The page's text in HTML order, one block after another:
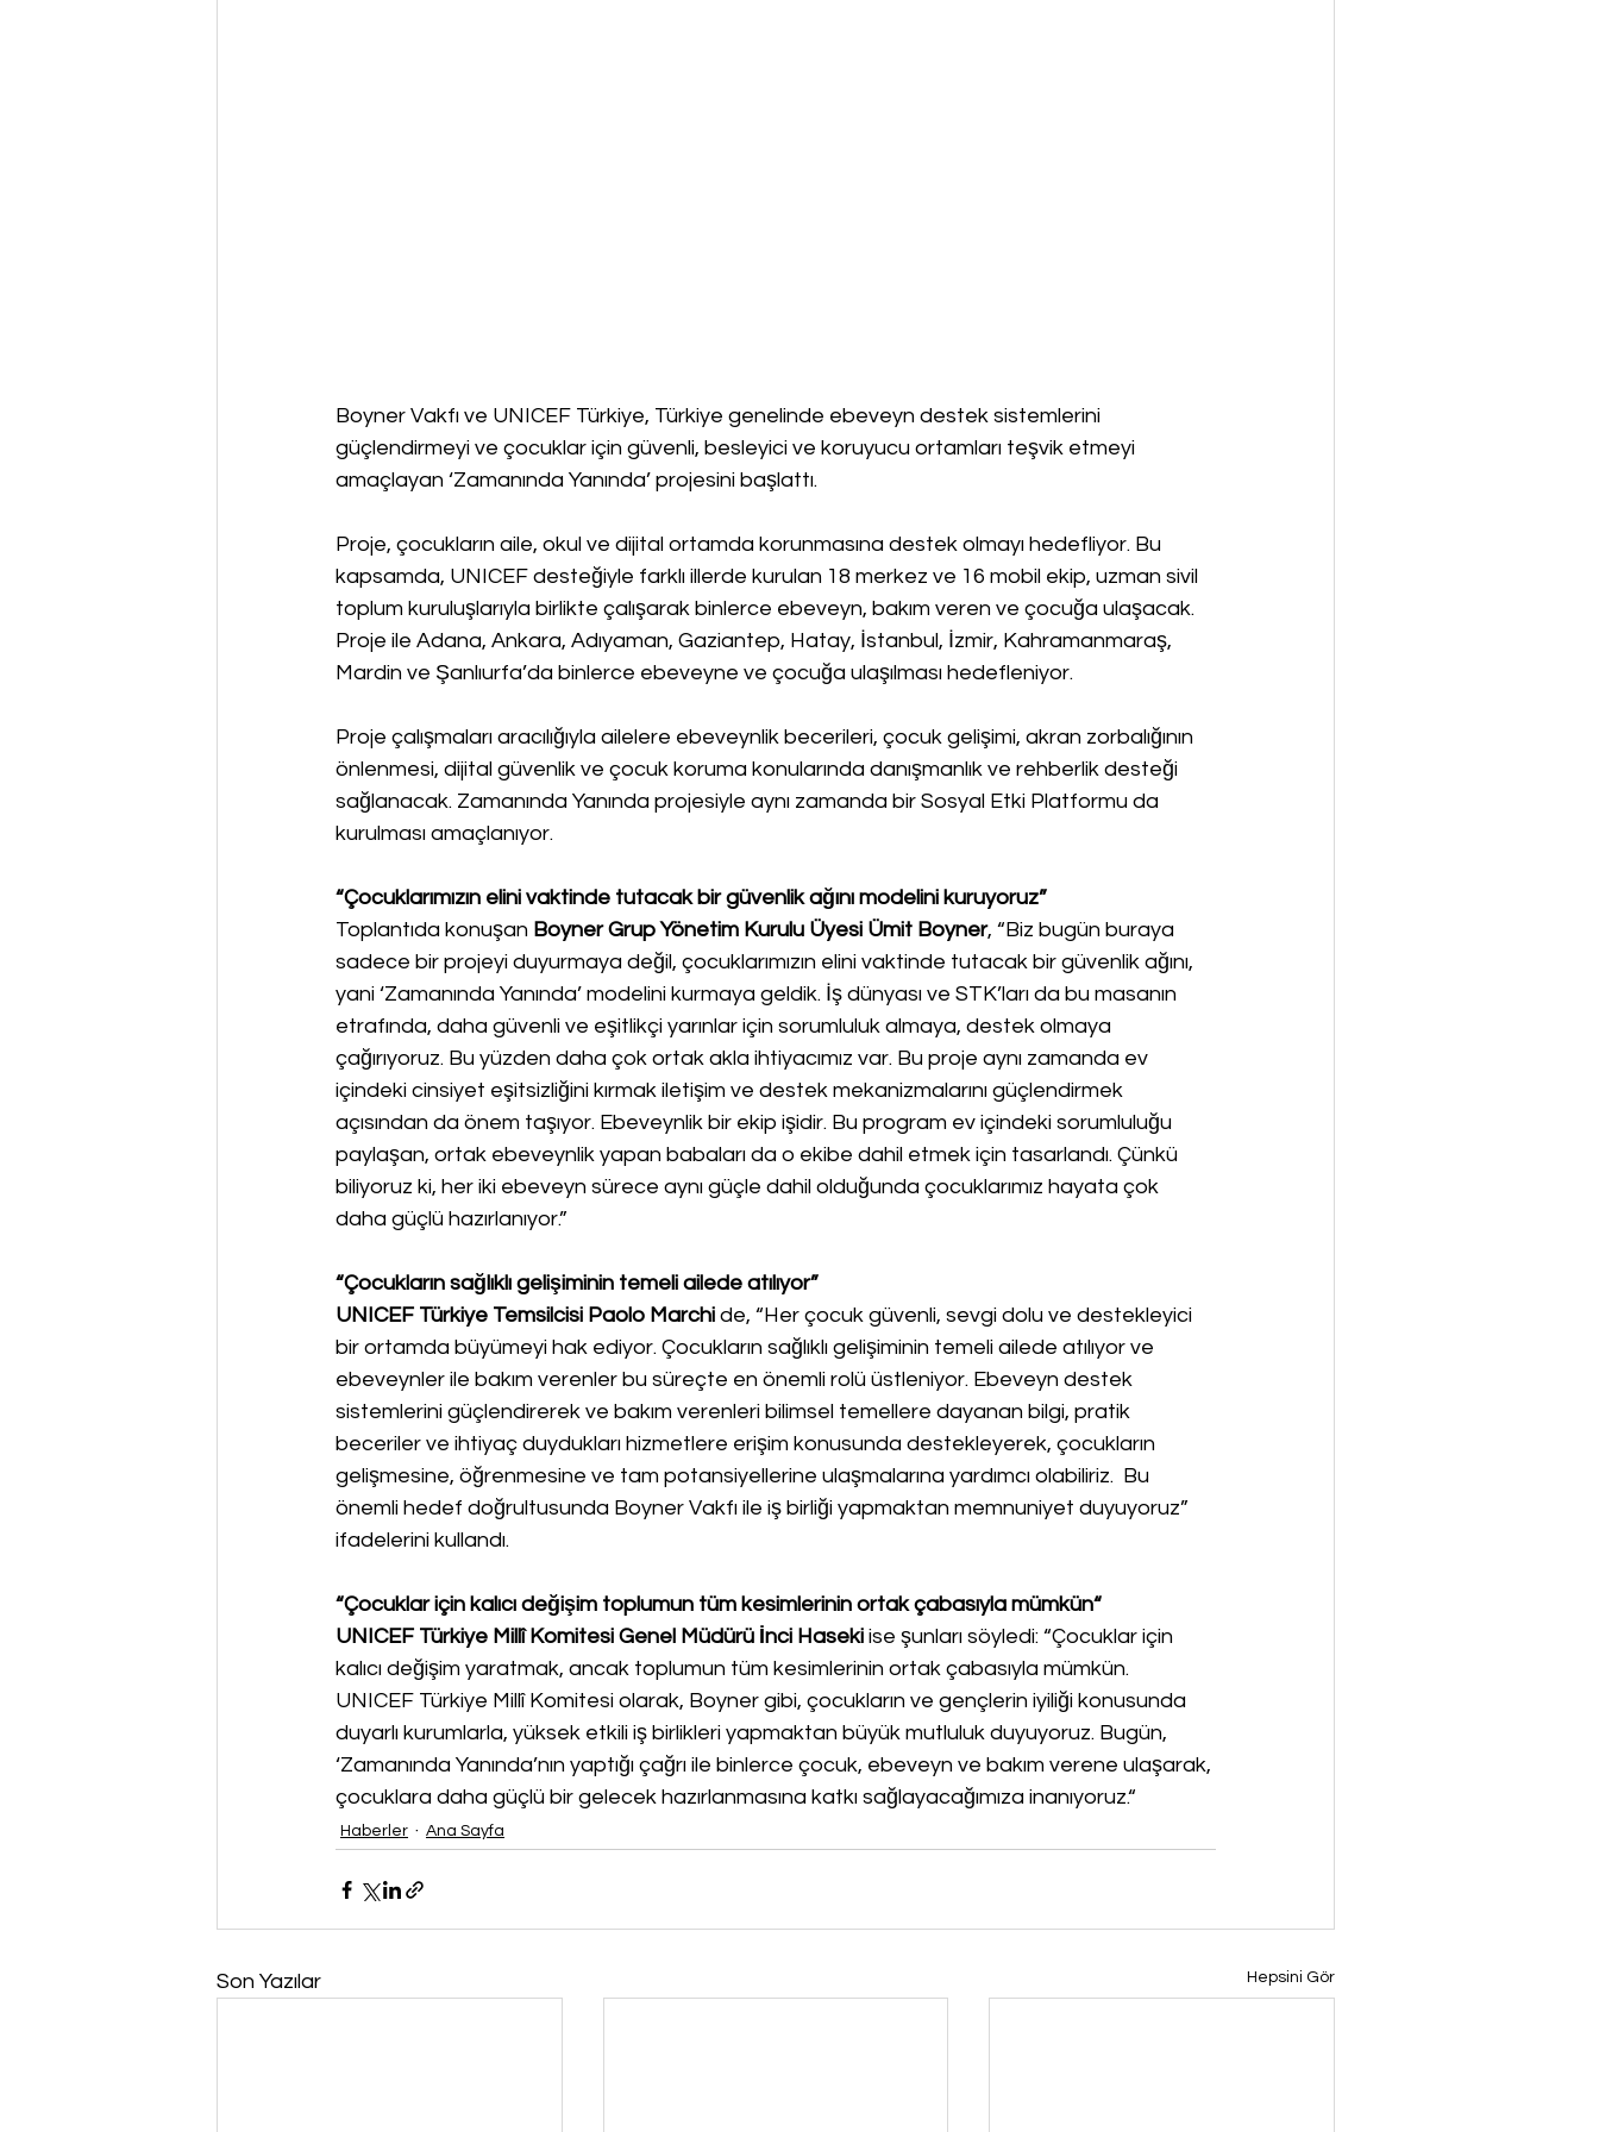
Boyner Vakfı ve UNICEF Türkiye, Türkiye genelinde ebeveyn destek sistemlerini
güçlendirmeyi ve çocuklar için güvenli, besleyici ve koruyucu ortamları teşvik etmeyi
amaçlayan ‘Zamanında Yanında’ projesini başlattı.
Proje, çocukların aile, okul ve dijital ortamda korunmasına destek olmayı hedefliyor. Bu
kapsamda, UNICEF desteğiyle farklı illerde kurulan 18 merkez ve 16 mobil ekip, uzman sivil
toplum kuruluşlarıyla birlikte çalışarak binlerce ebeveyn, bakım veren ve çocuğa ulaşacak.
Proje ile Adana, Ankara, Adıyaman, Gaziantep, Hatay, İstanbul, İzmir, Kahramanmaraş,
Mardin ve Şanlıurfa’da binlerce ebeveyne ve çocuğa ulaşılması hedefleniyor.
Proje çalışmaları aracılığıyla ailelere ebeveynlik becerileri, çocuk gelişimi, akran zorbalığının
önlenmesi, dijital güvenlik ve çocuk koruma konularında danışmanlık ve rehberlik desteği
sağlanacak. Zamanında Yanında projesiyle aynı zamanda bir Sosyal Etki Platformu da
kurulması amaçlanıyor.
“Çocuklarımızın elini vaktinde tutacak bir güvenlik ağını modelini kuruyoruz”
Toplantıda konuşan Boyner Grup Yönetim Kurulu Üyesi Ümit Boyner, “Biz bugün buraya
sadece bir projeyi duyurmaya değil, çocuklarımızın elini vaktinde tutacak bir güvenlik ağını,
yani ‘Zamanında Yanında’ modelini kurmaya geldik. İş dünyası ve STK’ları da bu masanın
etrafında, daha güvenli ve eşitlikçi yarınlar için sorumluluk almaya, destek olmaya
çağırıyoruz. Bu yüzden daha çok ortak akla ihtiyacımız var. Bu proje aynı zamanda ev
içindeki cinsiyet eşitsizliğini kırmak iletişim ve destek mekanizmalarını güçlendirmek
açısından da önem taşıyor. Ebeveynlik bir ekip işidir. Bu program ev içindeki sorumluluğu
paylaşan, ortak ebeveynlik yapan babaları da o ekibe dahil etmek için tasarlandı. Çünkü
biliyoruz ki, her iki ebeveyn sürece aynı güçle dahil olduğunda çocuklarımız hayata çok
daha güçlü hazırlanıyor.”
“Çocukların sağlıklı gelişiminin temeli ailede atılıyor”
UNICEF Türkiye Temsilcisi Paolo Marchi de, “Her çocuk güvenli, sevgi dolu ve destekleyici
bir ortamda büyümeyi hak ediyor. Çocukların sağlıklı gelişiminin temeli ailede atılıyor ve
ebeveynler ile bakım verenler bu süreçte en önemli rolü üstleniyor. Ebeveyn destek
sistemlerini güçlendirerek ve bakım verenleri bilimsel temellere dayanan bilgi, pratik
beceriler ve ihtiyaç duydukları hizmetlere erişim konusunda destekleyerek, çocukların
gelişmesine, öğrenmesine ve tam potansiyellerine ulaşmalarına yardımcı olabiliriz.  Bu
önemli hedef doğrultusunda Boyner Vakfı ile iş birliği yapmaktan memnuniyet duyuyoruz”
ifadelerini kullandı.
“Çocuklar için kalıcı değişim toplumun tüm kesimlerinin ortak çabasıyla mümkün“
UNICEF Türkiye Millî Komitesi Genel Müdürü İnci Haseki ise şunları söyledi: “Çocuklar için
kalıcı değişim yaratmak, ancak toplumun tüm kesimlerinin ortak çabasıyla mümkün.
UNICEF Türkiye Millî Komitesi olarak, Boyner gibi, çocukların ve gençlerin iyiliği konusunda
duyarlı kurumlarla, yüksek etkili iş birlikleri yapmaktan büyük mutluluk duyuyoruz. Bugün,
‘Zamanında Yanında’nın yaptığı çağrı ile binlerce çocuk, ebeveyn ve bakım verene ulaşarak,
çocuklara daha güçlü bir gelecek hazırlanmasına katkı sağlayacağımıza inanıyoruz.“
Haberler Ana Sayfa
Son Yazılar Hepsini Gör